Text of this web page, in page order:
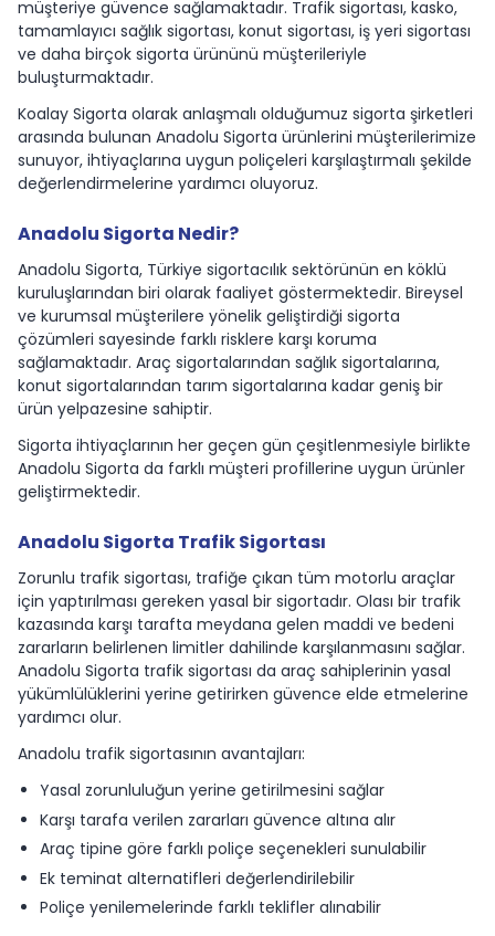
müşteriye güvence sağlamaktadır. Trafik sigortası, kasko,
tamamlayıcı sağlık sigortası, konut sigortası, iş yeri sigortası
ve daha birçok sigorta ürününü müşterileriyle
buluşturmaktadır.
Koalay Sigorta olarak anlaşmalı olduğumuz sigorta şirketleri
arasında bulunan Anadolu Sigorta ürünlerini müşterilerimize
sunuyor, ihtiyaçlarına uygun poliçeleri karşılaştırmalı şekilde
değerlendirmelerine yardımcı oluyoruz.
Anadolu Sigorta Nedir?
Anadolu Sigorta, Türkiye sigortacılık sektörünün en köklü
kuruluşlarından biri olarak faaliyet göstermektedir. Bireysel
ve kurumsal müşterilere yönelik geliştirdiği sigorta
çözümleri sayesinde farklı risklere karşı koruma
sağlamaktadır. Araç sigortalarından sağlık sigortalarına,
konut sigortalarından tarım sigortalarına kadar geniş bir
ürün yelpazesine sahiptir.
Sigorta ihtiyaçlarının her geçen gün çeşitlenmesiyle birlikte
Anadolu Sigorta da farklı müşteri profillerine uygun ürünler
geliştirmektedir.
Anadolu Sigorta Trafik Sigortası
Zorunlu trafik sigortası, trafiğe çıkan tüm motorlu araçlar
için yaptırılması gereken yasal bir sigortadır. Olası bir trafik
kazasında karşı tarafta meydana gelen maddi ve bedeni
zararların belirlenen limitler dahilinde karşılanmasını sağlar.
Anadolu Sigorta trafik sigortası da araç sahiplerinin yasal
yükümlülüklerini yerine getirirken güvence elde etmelerine
yardımcı olur.
Anadolu trafik sigortasının avantajları:
Yasal zorunluluğun yerine getirilmesini sağlar
Karşı tarafa verilen zararları güvence altına alır
Araç tipine göre farklı poliçe seçenekleri sunulabilir
Ek teminat alternatifleri değerlendirilebilir
Poliçe yenilemelerinde farklı teklifler alınabilir